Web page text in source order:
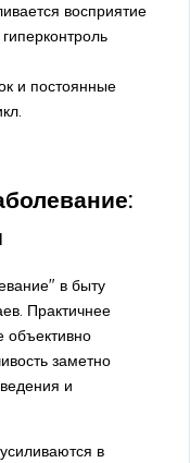
восприятие
и постоянные
в быту
Практичнее
объективно
заметно
и
в